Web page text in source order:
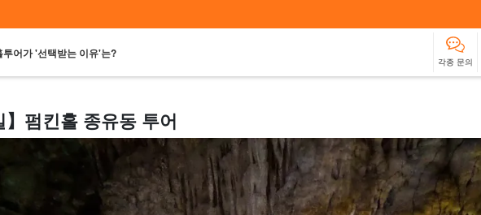
투어가 '선택받는 이유'는?
각종 문의
시간대별 선택
】펌킨홀 종유동 투어